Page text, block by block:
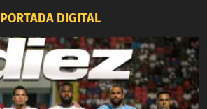
PORTADA DIGITAL